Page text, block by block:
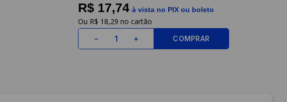
R$ 17,74 à vista no PIX ou boleto
R$ 18,29
＋
－ COMPRAR